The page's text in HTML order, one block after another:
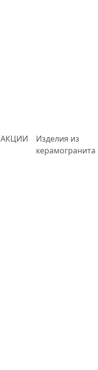
АКЦИИ
Изделия из
керамогранита